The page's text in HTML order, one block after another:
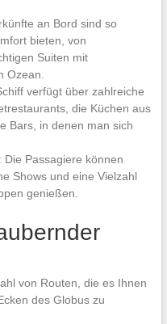
an Bord sind so
bieten, von
Suiten mit
Ozean.
verfügt über zahlreiche
die Küchen aus
Bars, in denen man sich
: Die Passagiere können
Shows und eine Vielzahl
genießen.
von Routen, die es Ihnen
des Globus zu